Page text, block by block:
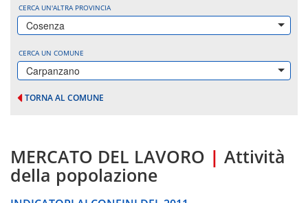
CERCA UN'ALTRA PROVINCIA
Cosenza
CERCA UN COMUNE
Carpanzano
TORNA AL COMUNE
MERCATO DEL LAVORO | Attività
della popolazione